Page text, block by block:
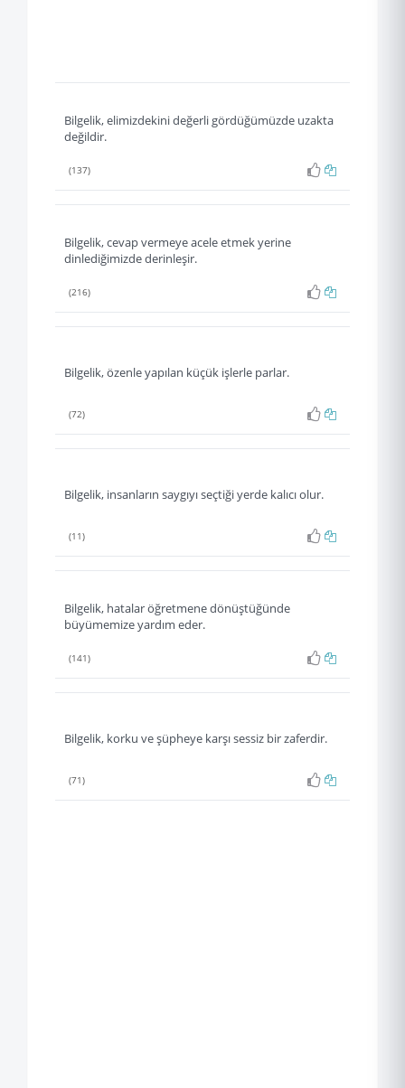
Bilgelik, elimizdekini değerli gördüğümüzde uzakta
değildir.
(137)
Bilgelik, cevap vermeye acele etmek yerine
dinlediğimizde derinleşir.
(216)
Bilgelik, özenle yapılan küçük işlerle parlar.
(72)
Bilgelik, insanların saygıyı seçtiği yerde kalıcı olur.
(11)
Bilgelik, hatalar öğretmene dönüştüğünde
büyümemize yardım eder.
(141)
Bilgelik, korku ve şüpheye karşı sessiz bir zaferdir.
(71)